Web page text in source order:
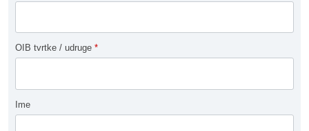
OIB tvrtke / udruge *
Ime